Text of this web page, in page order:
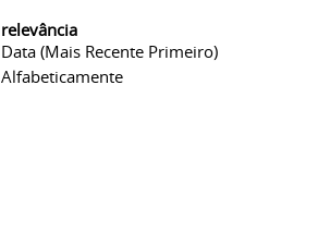
relevância
Data (mais Recente Primeiro)
Alfabeticamente